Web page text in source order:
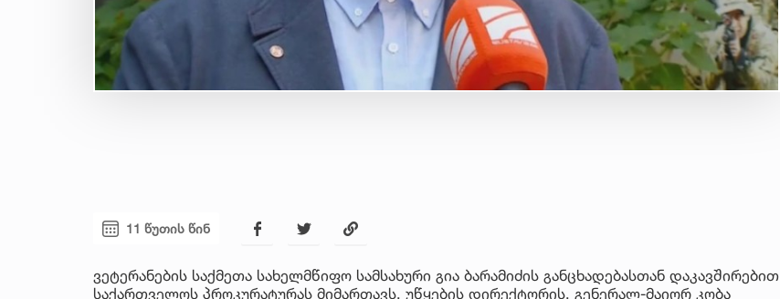
11 წუთის წინ
ვეტერანების საქმეთა სახელმწიფო სამსახური გია ბარამიძის განცხადებასთან დაკავშირებით
საქართველოს პროკურატურას მიმართავს. უწყების დირექტორის, გენერალ-მაიორ კობა